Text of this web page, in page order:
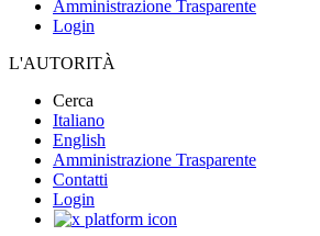
Amministrazione Trasparente
Login
L'AUTORITÀ
Cerca
Italiano
English
Amministrazione Trasparente
Contatti
Login